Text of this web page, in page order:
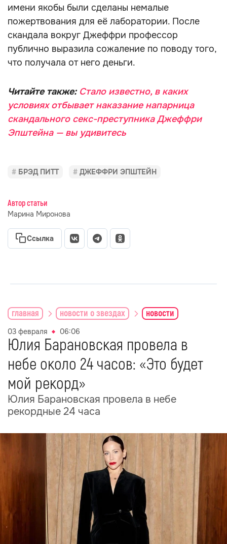
имени якобы были сделаны немалые
пожертвования для её лаборатории. После
скандала вокруг Джеффри профессор
публично выразила сожаление по поводу того,
что получала от него деньги.
Читайте также: Стало известно, в каких
условиях отбывает наказание напарница
скандального секс-преступника Джеффри
Эпштейна — вы удивитесь
БРЭД ПИТТ ДЖЕФФРИ ЭПШТЕЙН
Автор статьи
Марина Миронова
Ссылка
главная новости о звездах новости
03 февраля 06:06
Юлия Барановская провела в
небе около 24 часов: «Это будет
мой рекорд»
Юлия Барановская провела в небе
рекордные 24 часа